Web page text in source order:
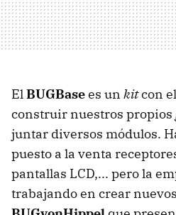
ElBUGBasees un kitcon
construir nuestros propios
juntar diversos módulos.
puesto a la venta
pantallas LCD,... pero la
trabajando en crear